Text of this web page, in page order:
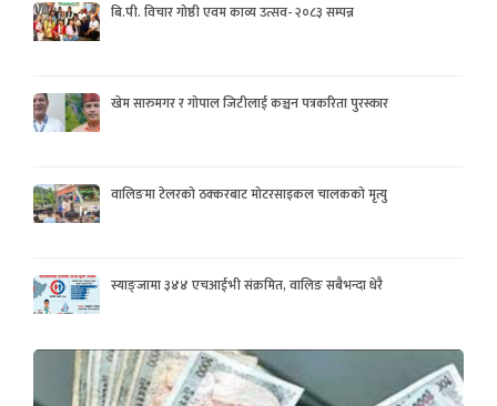
बि.पी. विचार गोष्ठी एवम काव्य उत्सव- २०८३ सम्पन्न
खेम सारुमगर र गोपाल जिटीलाई कञ्चन पत्रकरिता पुरस्कार
वालिङमा टेलरको ठक्करबाट मोटरसाइकल चालकको मृत्यु
स्याङ्जामा ३४४ एचआईभी संक्रमित, वालिङ सबैभन्दा धेरै